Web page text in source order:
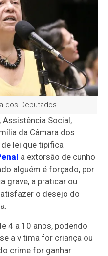
dos Deputados
Assistência Social,
da Câmara dos
lei que tipifica
a extorsão de cunho
alguém é forçado, por
grave, a praticar ou
o desejo do
4 a 10 anos, podendo
a vítima for criança ou
crime for ganhar